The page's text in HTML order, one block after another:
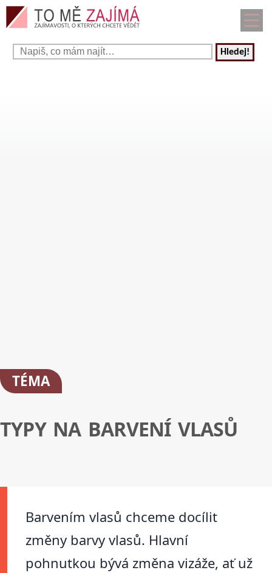
Hledej!
TÉMA
TYPY NA BARVENÍ VLASŮ
Barvením vlasů chceme docílit
změny barvy vlasů. Hlavní
pohnutkou bývá změna vizáže, ať už